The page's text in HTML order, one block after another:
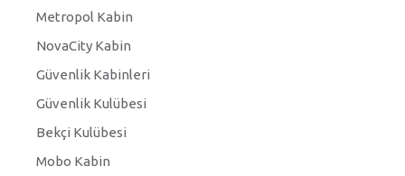
Metropol Kabin
NovaCity Kabin
Güvenlik Kabinleri
Güvenlik Kulübesi
Bekçi Kulübesi
Mobo Kabin